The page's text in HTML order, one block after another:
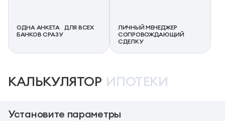
ОДНА АНКЕТА ДЛЯ ВСЕХ
БАНКОВ СРАЗУ
ЛИЧНЫЙ МЕНЕДЖЕР
СОПРОВОЖДАЮЩИЙ
СДЕЛКУ
КАЛЬКУЛЯТОР ИПОТЕКИ
Установите параметры